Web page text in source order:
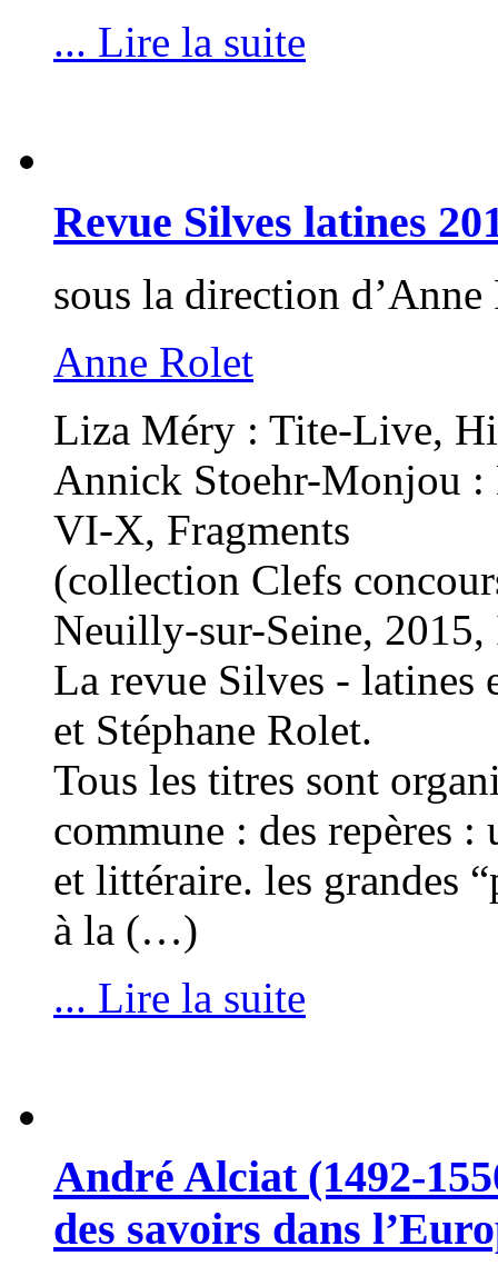
... Lire la suite
Revue Silves latines
sous la direction
Anne Rolet
Liza Méry : Tite-Live,
Annick Stoehr-Monjou :
VI-X, Fragments
(collection Clefs
Neuilly-sur-Seine,
La revue Silves - latines
et Stéphane Rolet.
Tous les titres sont
commune : des repères
et littéraire. les grandes
à la (…)
... Lire la suite
André Alciat (1492-
des savoirs dans